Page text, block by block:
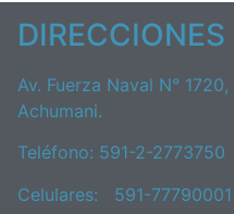
Av. Fuerza Naval N°
Achumani.
Teléfono: 591-2-2773750
Celulares: 591-77790001